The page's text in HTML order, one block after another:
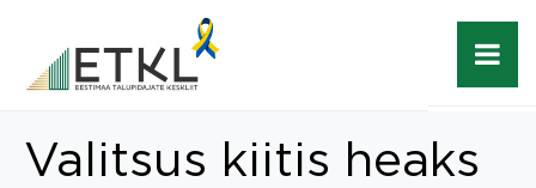
Valitsus kiitis heaks